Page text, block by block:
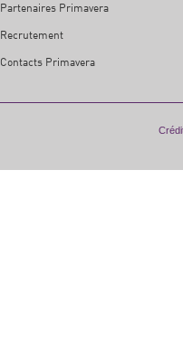
Partenaires Primavera
Recrutement
Contacts Primavera